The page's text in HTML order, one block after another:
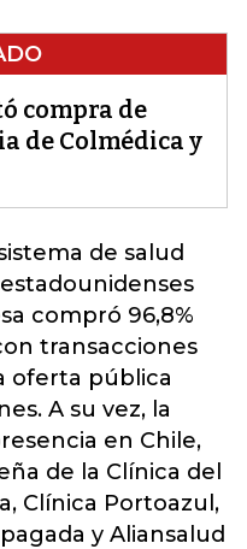
compra de
de Colmédica y
de salud
compró 96,8%
transacciones
oferta pública
A su vez, la
en Chile,
de la Clínica del
Clínica Portoazul,
y Aliansalud